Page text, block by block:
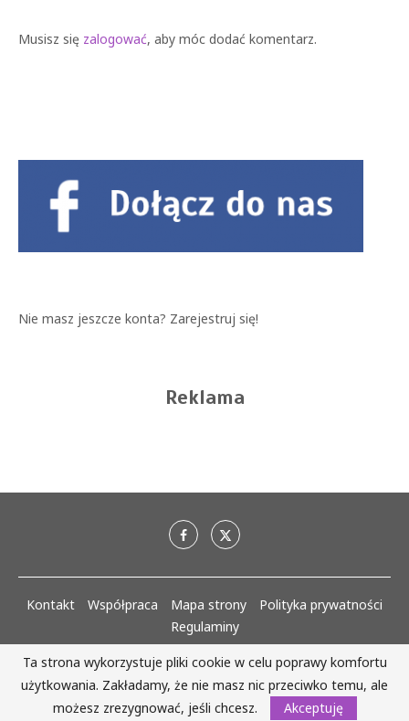
Musisz się zalogować, aby móc dodać komentarz.
Nie masz jeszcze konta? Zarejestruj się!
Reklama
Kontakt Współpraca Mapa strony
Polityka prywatności
Regulaminy
AlejaKobiet.pl @2020 - 2023 Wszystkie prawa zastrzeżone. | Realizacja:
www.woh.group
Ta strona wykorzystuje pliki cookie w celu poprawy komfortu
użytkowania. Zakładamy, że nie masz nic przeciwko temu, ale
możesz zrezygnować, jeśli chcesz.
Akceptuję